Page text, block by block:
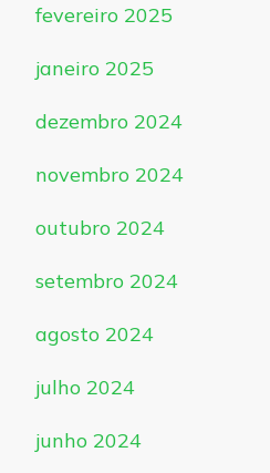
fevereiro 2025
janeiro 2025
dezembro 2024
novembro 2024
outubro 2024
setembro 2024
agosto 2024
julho 2024
junho 2024